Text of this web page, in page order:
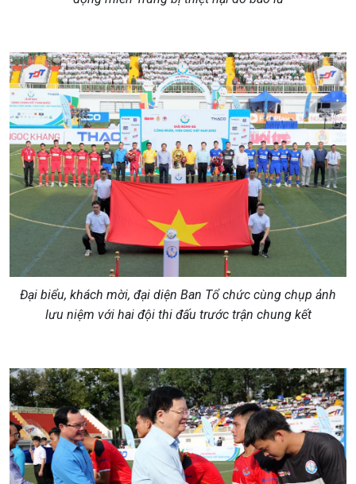
Đại biểu, khách mời, đại diện Ban Tổ chức cùng chụp ảnh
lưu niệm với hai đội thi đấu trước trận chung kết